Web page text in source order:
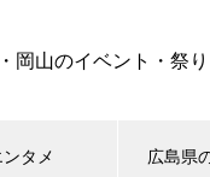
岡山のイベント・祭
ンタメ 広島県